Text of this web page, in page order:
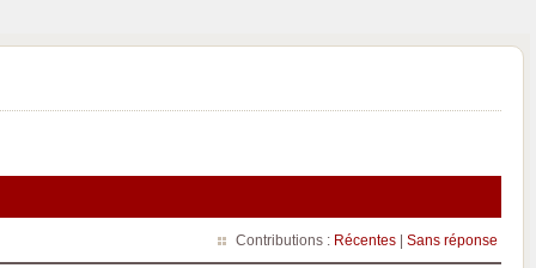
Contributions : Récentes | Sans réponse